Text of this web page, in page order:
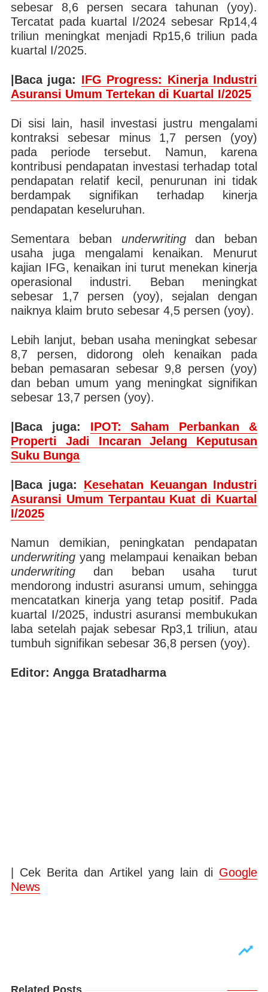
sebesar 8,6 persen secara tahunan (yoy).
Tercatat pada kuartal I/2024 sebesar Rp14,4
triliun meningkat menjadi Rp15,6 triliun pada
kuartal I/2025.
|Baca juga: IFG Progress: Kinerja Industri
Asuransi Umum Tertekan di Kuartal I/2025
Di sisi lain, hasil investasi justru mengalami
kontraksi sebesar minus 1,7 persen (yoy)
pada periode tersebut. Namun, karena
kontribusi pendapatan investasi terhadap total
pendapatan relatif kecil, penurunan ini tidak
berdampak signifikan terhadap kinerja
pendapatan keseluruhan.
Sementara beban underwritingdan beban
usaha juga mengalami kenaikan. Menurut
kajian IFG, kenaikan ini turut menekan kinerja
operasional industri. Beban meningkat
sebesar 1,7 persen (yoy), sejalan dengan
naiknya klaim bruto sebesar 4,5 persen (yoy).
Lebih lanjut, beban usaha meningkat sebesar
8,7 persen, didorong oleh kenaikan pada
beban pemasaran sebesar 9,8 persen (yoy)
dan beban umum yang meningkat signifikan
sebesar 13,7 persen (yoy).
|Baca juga: IPOT: Saham Perbankan &
Properti Jadi Incaran Jelang Keputusan
Suku Bunga
|Baca juga: Kesehatan Keuangan Industri
Asuransi Umum Terpantau Kuat di Kuartal
I/2025
Namun demikian, peningkatan pendapatan
underwritingyang melampaui kenaikan beban
underwritingdan beban usaha turut
mendorong industri asuransi umum, sehingga
mencatatkan kinerja yang tetap positif. Pada
kuartal I/2025, industri asuransi membukukan
laba setelah pajak sebesar Rp3,1 triliun, atau
tumbuh signifikan sebesar 36,8 persen (yoy).
Editor: Angga Bratadharma
| Cek Berita dan Artikel yang lain di Google
News
Related Posts